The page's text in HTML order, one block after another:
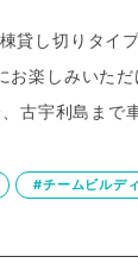
し切りタイ
楽しみいただ
古宇利島ま
#チームビルデ